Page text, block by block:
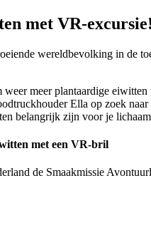
met VR-excursie!
wereldbevolking in de
meer plantaardige
Ella op zoek
belangrijk zijn voor je
met een VR-bril
de Smaakmissie